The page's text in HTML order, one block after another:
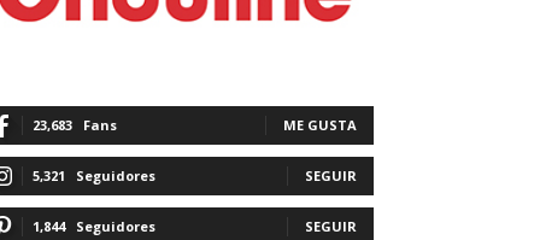
23,683 Fans ME GUSTA
5,321 Seguidores SEGUIR
1,844 Seguidores SEGUIR